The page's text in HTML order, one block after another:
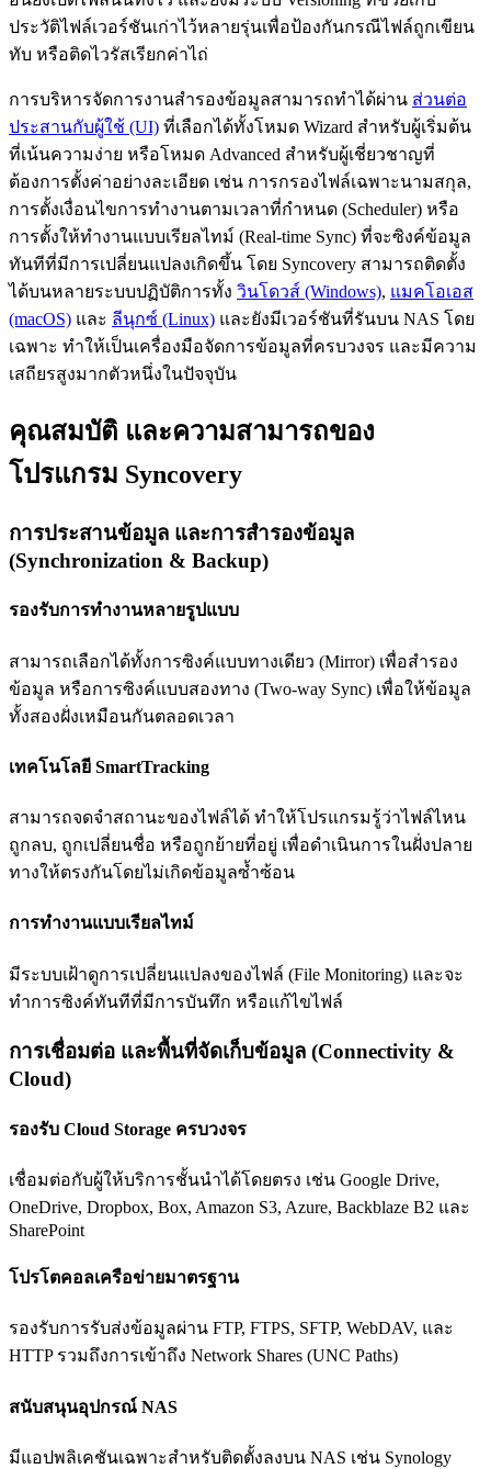
ประวัติไฟล์เวอร์ชันเก่าไว้หลายรุ่นเพื่อป้องกันกรณีไฟล์ถูกเขียน
ทับ หรือติดไวรัสเรียกค่าไถ่
การบริหารจัดการงานสำรองข้อมูลสามารถทำได้ผ่าน ส่วนต่อ
ประสานกับผู้ใช้ (UI) ที่เลือกได้ทั้งโหมด Wizard สำหรับผู้เริ่มต้น
ที่เน้นความง่าย หรือโหมด Advanced สำหรับผู้เชี่ยวชาญที่
ต้องการตั้งค่าอย่างละเอียด เช่น การกรองไฟล์เฉพาะนามสกุล,
การตั้งเงื่อนไขการทำงานตามเวลาที่กำหนด (Scheduler) หรือ
การตั้งให้ทำงานแบบเรียลไทม์ (Real-time Sync) ที่จะซิงค์ข้อมูล
ทันทีที่มีการเปลี่ยนแปลงเกิดขึ้น โดย Syncovery สามารถติดตั้ง
ได้บนหลายระบบปฏิบัติการทั้ง วินโดวส์ (Windows), แมคโอเอส
(macOS) และ ลีนุกซ์ (Linux) และยังมีเวอร์ชันที่รันบน NAS โดย
เฉพาะ ทำให้เป็นเครื่องมือจัดการข้อมูลที่ครบวงจร และมีความ
เสถียรสูงมากตัวหนึ่งในปัจจุบัน
คุณสมบัติ และความสามารถของ
โปรแกรม Syncovery
การประสานข้อมูล และการสำรองข้อมูล
(Synchronization & Backup)
รองรับการทำงานหลายรูปแบบ
สามารถเลือกได้ทั้งการซิงค์แบบทางเดียว (Mirror) เพื่อสำรอง
ข้อมูล หรือการซิงค์แบบสองทาง (Two-way Sync) เพื่อให้ข้อมูล
ทั้งสองฝั่งเหมือนกันตลอดเวลา
เทคโนโลยี SmartTracking
สามารถจดจำสถานะของไฟล์ได้ ทำให้โปรแกรมรู้ว่าไฟล์ไหน
ถูกลบ, ถูกเปลี่ยนชื่อ หรือถูกย้ายที่อยู่ เพื่อดำเนินการในฝั่งปลาย
ทางให้ตรงกันโดยไม่เกิดข้อมูลซ้ำซ้อน
การทำงานแบบเรียลไทม์
มีระบบเฝ้าดูการเปลี่ยนแปลงของไฟล์ (File Monitoring) และจะ
ทำการซิงค์ทันทีที่มีการบันทึก หรือแก้ไขไฟล์
การเชื่อมต่อ และพื้นที่จัดเก็บข้อมูล (Connectivity &
Cloud)
รองรับ Cloud Storage ครบวงจร
เชื่อมต่อกับผู้ให้บริการชั้นนำได้โดยตรง เช่น Google Drive,
OneDrive, Dropbox, Box, Amazon S3, Azure, Backblaze B2 และ
SharePoint
โปรโตคอลเครือข่ายมาตรฐาน
รองรับการรับส่งข้อมูลผ่าน FTP, FTPS, SFTP, WebDAV, และ
HTTP รวมถึงการเข้าถึง Network Shares (UNC Paths)
สนับสนุนอุปกรณ์ NAS
มีแอปพลิเคชันเฉพาะสำหรับติดตั้งลงบน NAS เช่น Synology